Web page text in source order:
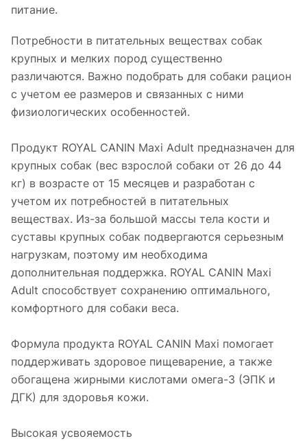
питание.
Потребности в питательных веществах собак
крупных и мелких пород существенно
различаются. Важно подобрать для собаки рацион
с учетом ее размеров и связанных с ними
физиологических особенностей.
Продукт ROYAL CANIN Maxi Adult предназначен для
крупных собак (вес взрослой собаки от 26 до 44
кг) в возрасте от 15 месяцев и разработан с
учетом их потребностей в питательных
веществах. Из-за большой массы тела кости и
суставы крупных собак подвергаются серьезным
нагрузкам, поэтому им необходима
дополнительная поддержка. ROYAL CANIN Maxi
Adult способствует сохранению оптимального,
комфортного для собаки веса.
Формула продукта ROYAL CANIN Maxi помогает
поддерживать здоровое пищеварение, а также
обогащена жирными кислотами омега-3 (ЭПК и
ДГК) для здоровья кожи.
Высокая усвояемость